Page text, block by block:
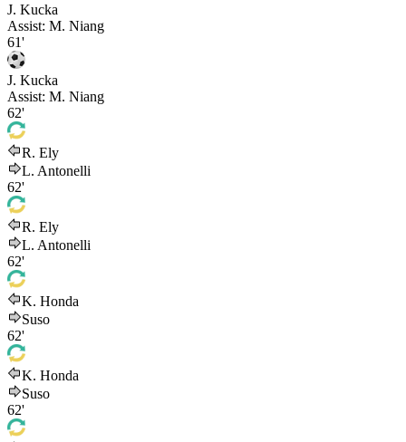
J. Kucka
Assist: M. Niang
61'
J. Kucka
Assist: M. Niang
62'
R. Ely
L. Antonelli
62'
R. Ely
L. Antonelli
62'
K. Honda
Suso
62'
K. Honda
Suso
62'